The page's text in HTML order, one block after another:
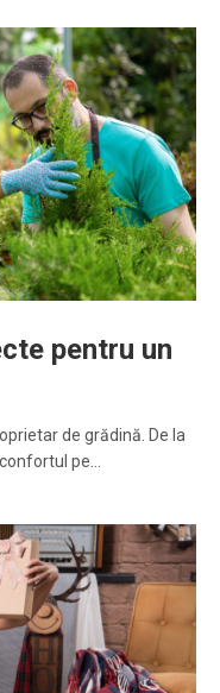
pentru un
de grădină. De la
pe…